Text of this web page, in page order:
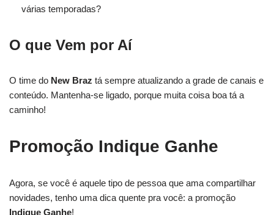
várias temporadas?
O que Vem por Aí
O time do New Braz tá sempre atualizando a grade de canais e
conteúdo. Mantenha-se ligado, porque muita coisa boa tá a
caminho!
Promoção Indique Ganhe
Agora, se você é aquele tipo de pessoa que ama compartilhar
novidades, tenho uma dica quente pra você: a promoção
Indique Ganhe!